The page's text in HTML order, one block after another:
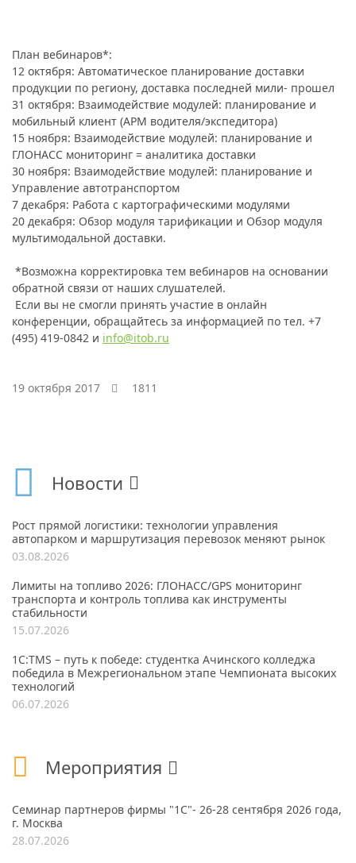
План вебинаров*:
12 октября: Автоматическое планирование доставки
продукции по региону, доставка последней мили- прошел
31 октября: Взаимодействие модулей: планирование и
мобильный клиент (АРМ водителя/экспедитора)
15 ноября: Взаимодействие модулей: планирование и
ГЛОНАСС мониторинг = аналитика доставки
30 ноября: Взаимодействие модулей: планирование и
Управление автотранспортом
7 декабря: Работа с картографическими модулями
20 декабря: Обзор модуля тарификации и Обзор модуля
мультимодальной доставки.
*Возможна корректировка тем вебинаров на основании
обратной связи от наших слушателей.
Если вы не смогли принять участие в онлайн
конференции, обращайтесь за информацией по тел. +7
(495) 419-0842 и info@itob.ru
19 октября 2017 1811
Новости
Рост прямой логистики: технологии управления
автопарком и маршрутизация перевозок меняют рынок
03.08.2026
Лимиты на топливо 2026: ГЛОНАСС/GPS мониторинг
транспорта и контроль топлива как инструменты
стабильности
15.07.2026
1С:TMS – путь к победе: студентка Ачинского колледжа
победила в Межрегиональном этапе Чемпионата высоких
технологий
06.07.2026
Мероприятия
Семинар партнеров фирмы "1С"- 26-28 сентября 2026 года,
г. Москва
28.07.2026